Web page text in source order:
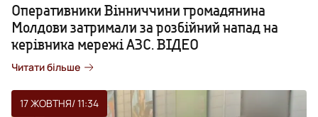
Оперативники Вінниччини громадянина
Молдови затримали за розбійний напад на
керівника мережі АЗС. ВІДЕО
Читати більше
17 ЖОВТНЯ/ 11:34